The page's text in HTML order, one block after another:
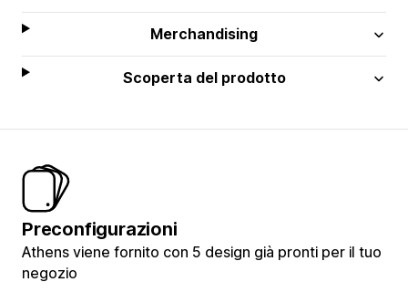
Merchandising
Scoperta del prodotto
Preconfigurazioni
Athens viene fornito con 5 design già pronti per il tuo
negozio